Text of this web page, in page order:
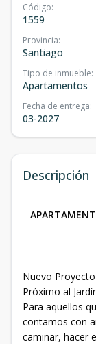
Código:
1559
Provincia:
Santiago
Tipo de inmueble:
Apartamentos
Fecha de entrega:
03-2027
Descripción
Nuevo
Próximo al
Para aquellos
contamos con
caminar, hacer